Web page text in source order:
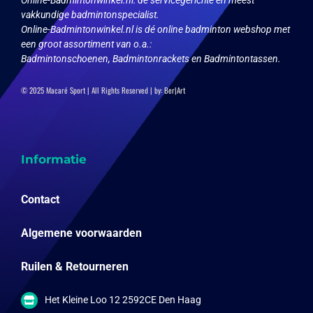
vakkundige badmintonspecialist.
Online-Badmintonwinkel.nl is dé online badminton webshop met
een groot assortiment van o.a.:
Badmintonschoenen, Badmintonrackets en Badmintontassen.
© 2025 Macaré Sport | All Rights Reserved | by:Ber|Art
Informatie
Contact
Algemene voorwaarden
Ruilen & Retourneren
Het Kleine Loo 12 2592CE Den Haag